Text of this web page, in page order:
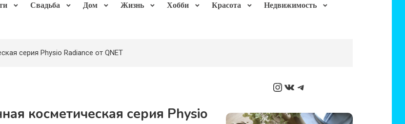
Свадьба Дом Жизнь Хобби Красота Недвижимость
серия Physio Radiance от QNET
косметическая серия Physio
Instagram
ВКонтакте
Telegram